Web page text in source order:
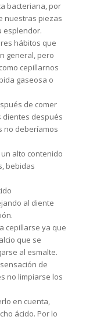
bacteriana, por
nuestras piezas
esplendor.
hábitos que
general, pero
cepillarnos
gaseosa o
de comer
dientes después
no deberíamos
alto contenido
bebidas
al diente
cepillarse ya que
que se
al esmalte.
de
no limpiarse los
en cuenta,
ácido. Por lo